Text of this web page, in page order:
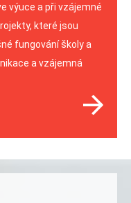
výuce a při vzájemné
které jsou
fungování školy a
a vzájemná